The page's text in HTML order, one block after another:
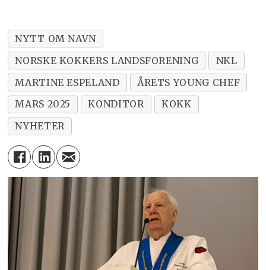
NYTT OM NAVN
NORSKE KOKKERS LANDSFORENING
NKL
MARTINE ESPELAND
ÅRETS YOUNG CHEF
MARS 2025
KONDITOR
KOKK
NYHETER